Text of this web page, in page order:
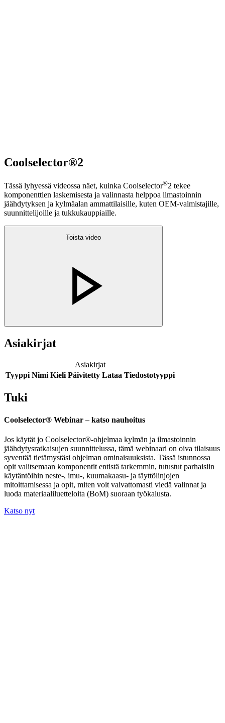
Coolselector®2
Tässä lyhyessä videossa näet, kuinka Coolselector®2 tekee
komponenttien laskemisesta ja valinnasta helppoa ilmastoinnin
jäähdytyksen ja kylmäalan ammattilaisille, kuten OEM-valmistajille,
suunnittelijoille ja tukkukauppiaille.
Toista video
Asiakirjat
Asiakirjat
Tyyppi Nimi Kieli Päivitetty Lataa Tiedostotyyppi
Tuki
Coolselector® Webinar – katso nauhoitus
Jos käytät jo Coolselector®-ohjelmaa kylmän ja ilmastoinnin
jäähdytysratkaisujen suunnittelussa, tämä webinaari on oiva tilaisuus
syventää tietämystäsi ohjelman ominaisuuksista. Tässä istunnossa
opit valitsemaan komponentit entistä tarkemmin, tutustut parhaisiin
käytäntöihin neste-, imu-, kuumakaasu- ja täyttölinjojen
mitoittamisessa ja opit, miten voit vaivattomasti viedä valinnat ja
luoda materiaaliluetteloita (BoM) suoraan työkalusta.
Katso nyt